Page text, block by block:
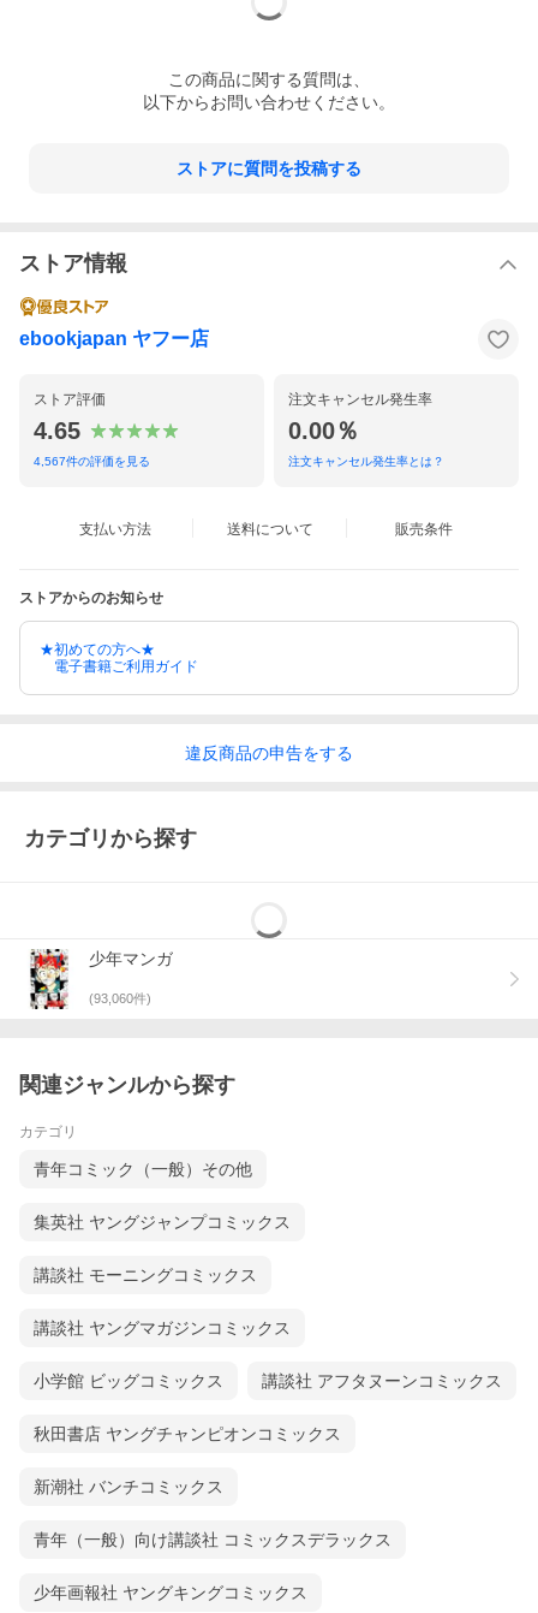
この商品に関する質問は、
以下からお問い合わせください。
ストアに質問を投稿する
ストア情報
ebookjapan ヤフー店
ストア評価
4.65
4,567件の評価を見る
注文キャンセル発生率
0.00％
注文キャンセル発生率とは？
支払い方法 送料について 販売条件
ストアからのお知らせ
★初めての方へ★
電子書籍ご利用ガイド
違反商品の申告をする
カテゴリから探す
少年マンガ
(93,060件)
関連ジャンルから探す
カテゴリ
青年コミック（一般）その他
集英社 ヤングジャンプコミックス
講談社 モーニングコミックス
講談社 ヤングマガジンコミックス
小学館 ビッグコミックス 講談社 アフタヌーンコミックス
秋田書店 ヤングチャンピオンコミックス
新潮社 バンチコミックス
青年（一般）向け講談社 コミックスデラックス
少年画報社 ヤングキングコミックス